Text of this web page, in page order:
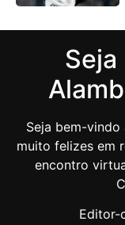
Seja bem-
muito felizes em
encontro
Editor-